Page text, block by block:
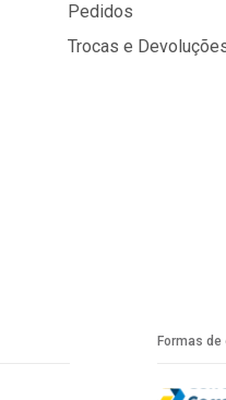
Pedidos
Trocas e
Formas de